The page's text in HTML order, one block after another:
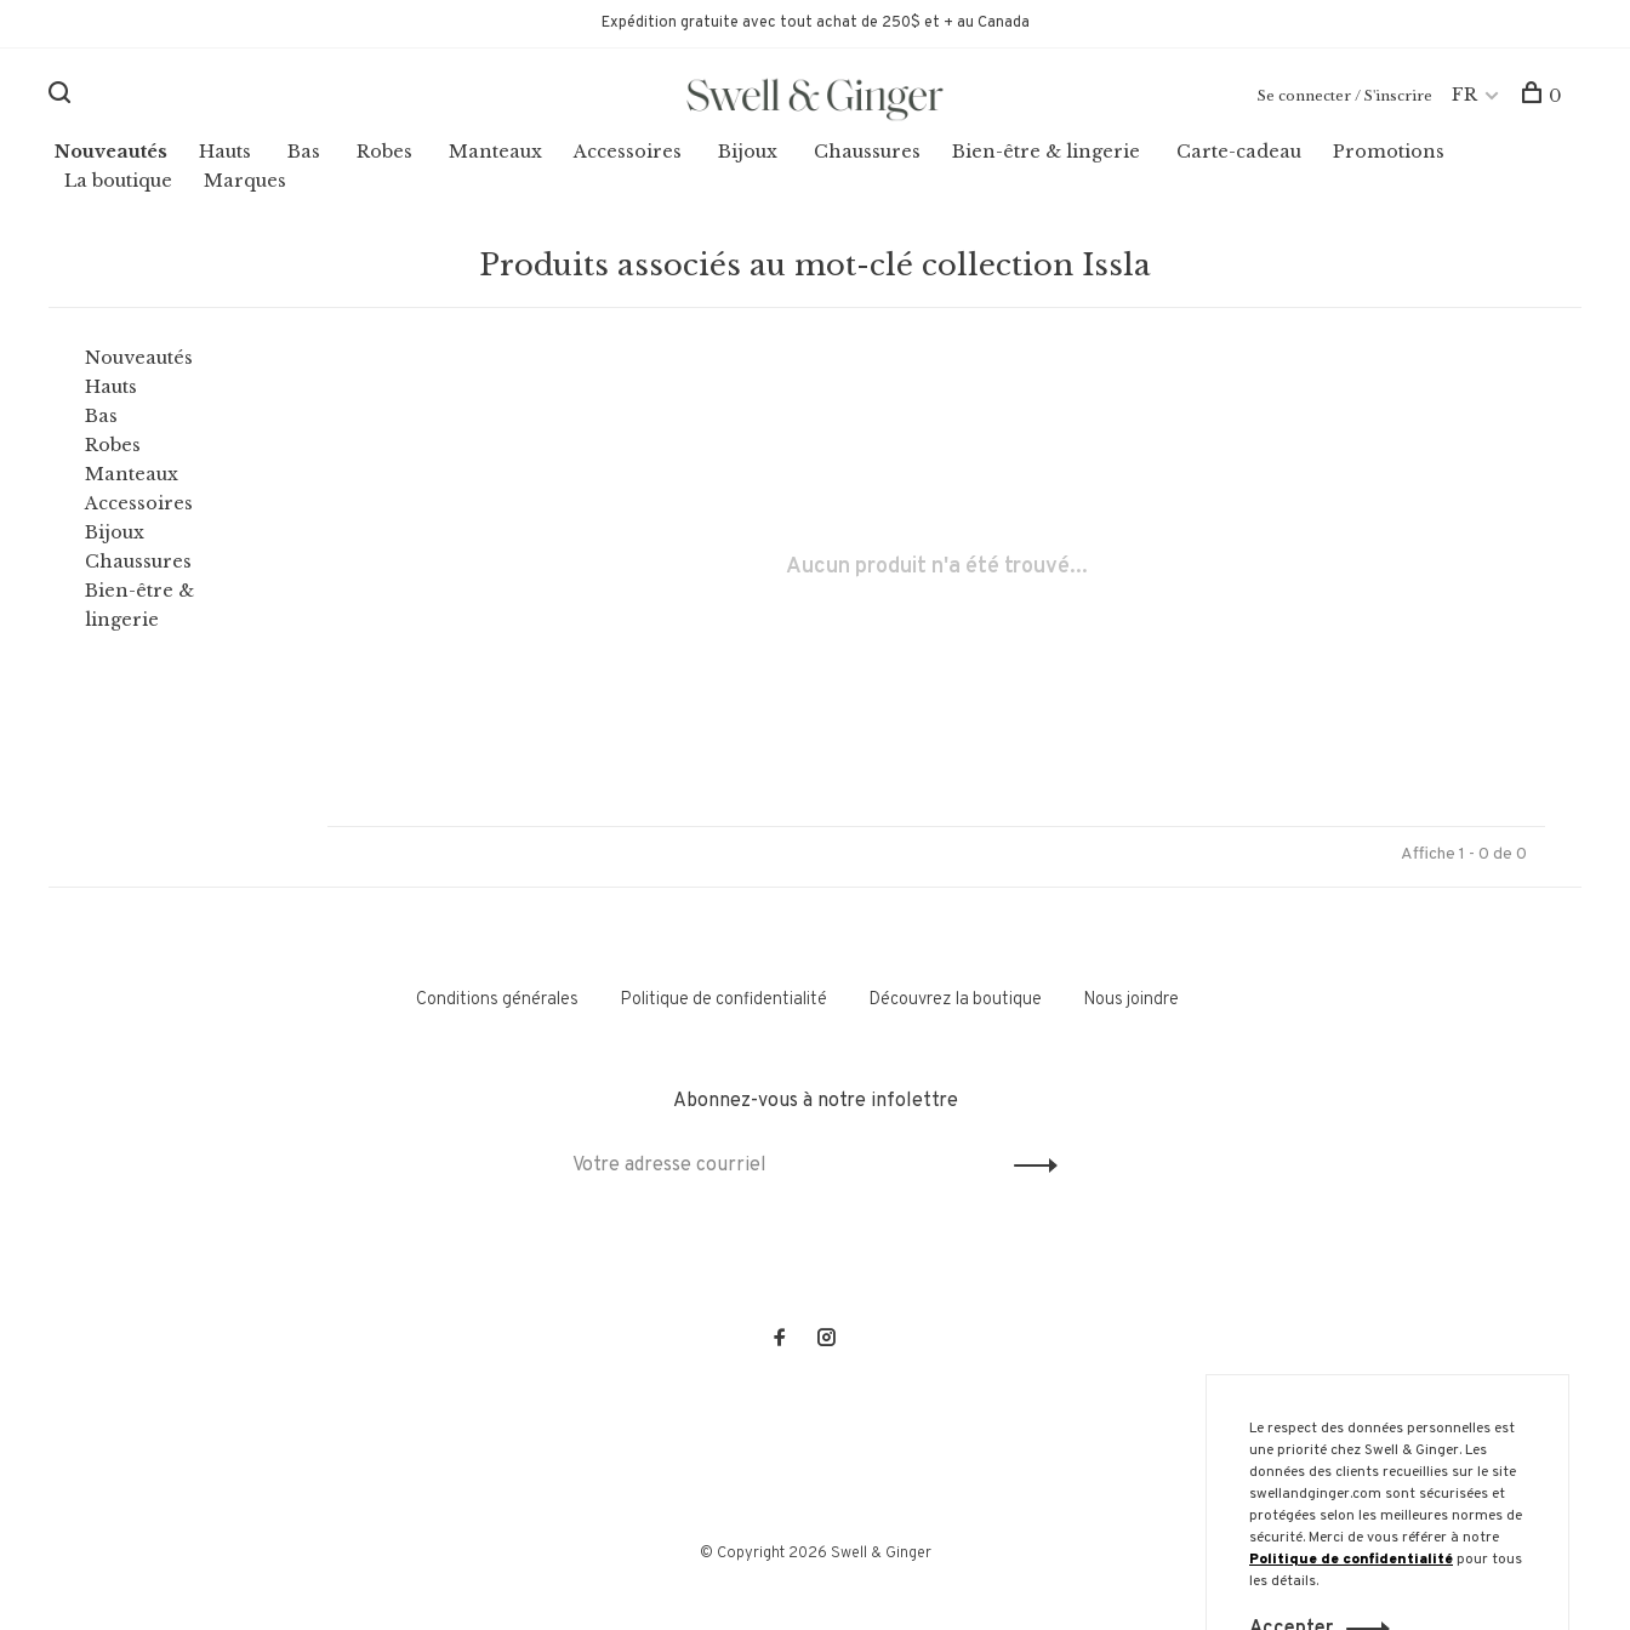
Expédition gratuite avec tout achat de 250$ et + au Canada
Nouveautés Hauts Bas Robes Manteaux Accessoires Bijoux Chaussures Bien-être & lingerie Carte-cadeau
Promotions
La boutique
Marques
Se connecter / S'inscrire FR 0
Produits associés au mot-clé collection Issla
Nouveautés
Hauts
Bas
Robes
Manteaux
Accessoires
Bijoux
Chaussures
Bien-être &
lingerie
Aucun produit n'a été trouvé...
Affiche 1 - 0 de 0
Conditions générales Politique de confidentialité Découvrez la boutique Nous joindre
Abonnez-vous à notre infolettre
© Copyright 2026 Swell & Ginger
Le respect des données personnelles est
une priorité chez Swell & Ginger. Les
données des clients recueillies sur le site
swellandginger.com sont sécurisées et
protégées selon les meilleures normes de
sécurité. Merci de vous référer à notre
Politique de confidentialitépour tous
les détails.